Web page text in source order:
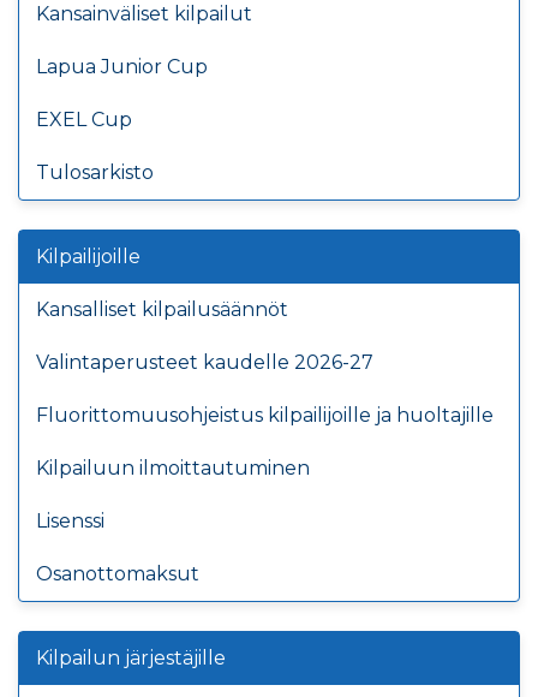
Kansainväliset kilpailut
Lapua Junior Cup
EXEL Cup
Tulosarkisto
Kilpailijoille
Kansalliset kilpailusäännöt
Valintaperusteet kaudelle 2026-27
Fluorittomuusohjeistus kilpailijoille ja huoltajille
Kilpailuun ilmoittautuminen
Lisenssi
Osanottomaksut
Kilpailun järjestäjille